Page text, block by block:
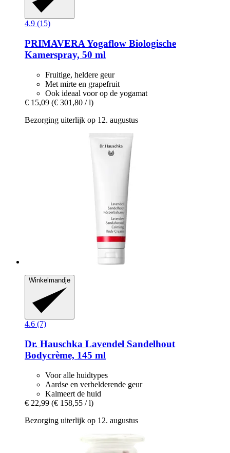
4.9 (15)
PRIMAVERAYogaflow Biologische
Kamerspray, 50 ml
Fruitige, heldere geur
Met mirte en grapefruit
Ook ideaal voor op de yogamat
€ 15,09 (€ 301,80 / l)
Bezorging uiterlijk op 12. augustus
Winkelmandje
4.6 (7)
Dr. Hauschka Lavendel Sandelhout
Bodycrème, 145 ml
Voor alle huidtypes
Aardse en verhelderende geur
Kalmeert de huid
€ 22,99 (€ 158,55 / l)
Bezorging uiterlijk op 12. augustus